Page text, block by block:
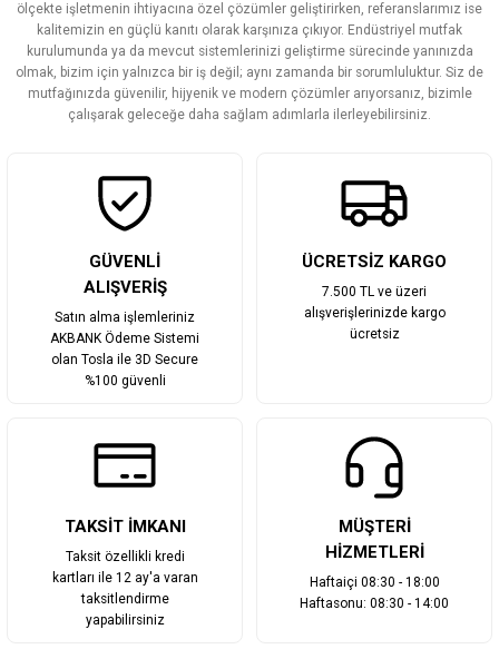
Ürün açıklamasında eksik bilgiler bulunuyor.
Ürün bilgilerinde hatalar bulunuyor.
Ürün fiyatı diğer sitelerden daha pahalı.
Bu ürüne benzer farklı alternatifler olmalı.
ölçekte işletmenin ihtiyacına özel çözümler geliştirirken, referanslarımız ise
kalitemizin en güçlü kanıtı olarak karşınıza çıkıyor. Endüstriyel mutfak
kurulumunda ya da mevcut sistemlerinizi geliştirme sürecinde yanınızda
olmak, bizim için yalnızca bir iş değil; aynı zamanda bir sorumluluktur. Siz de
mutfağınızda güvenilir, hijyenik ve modern çözümler arıyorsanız, bizimle
çalışarak geleceğe daha sağlam adımlarla ilerleyebilirsiniz.
GÜVENLİ
ALIŞVERİŞ
Satın alma işlemleriniz
AKBANK Ödeme Sistemi
olan Tosla ile 3D Secure
%100 güvenli
ÜCRETSİZ KARGO
7.500 TL ve üzeri
alışverişlerinizde kargo
ücretsiz
TAKSİT İMKANI
Taksit özellikli kredi
kartları ile 12 ay'a varan
taksitlendirme
yapabilirsiniz
MÜŞTERİ
HİZMETLERİ
Haftaiçi 08:30 - 18:00
Haftasonu: 08:30 - 14:00